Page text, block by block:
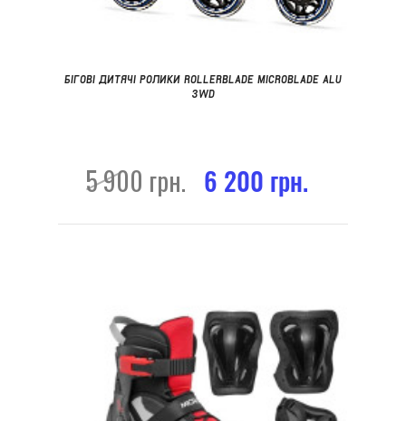
БІГОВІ ДИТЯЧІ РОЛИКИ ROLLERBLADE MICROBLADE ALU
3WD
5 900 грн. 6 200 грн.